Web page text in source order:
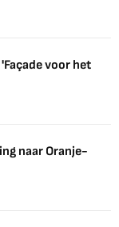
voor het
naar Oranje-